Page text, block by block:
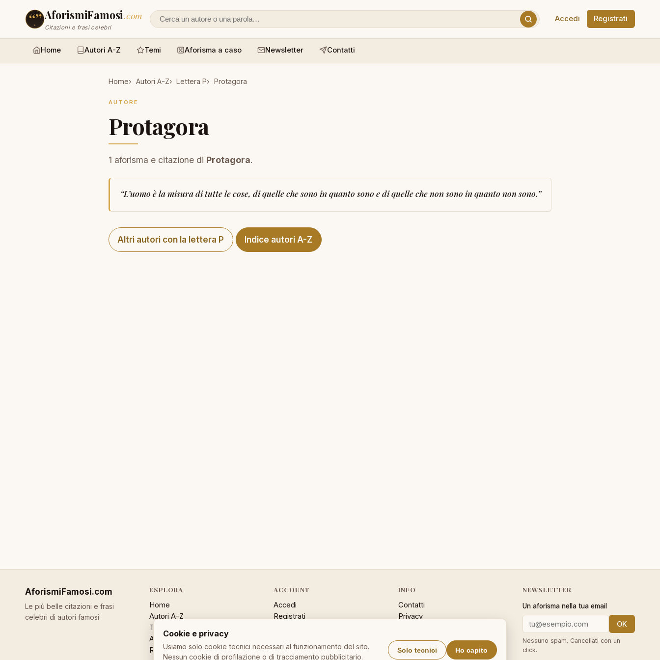
AforismiFamosi.com
Citazioni e frasi celebri Cerca un autore o un aforisma
Accedi Registrati
Home Autori A-Z Temi Aforisma a caso Newsletter Contatti
Home Autori A-Z Lettera P Protagora
AUTORE
Protagora
1 aforisma e citazione di Protagora.
“L’uomo è la misura di tutte le cose, di quelle che sono in quanto sono e di quelle che non sono in quanto non sono.”
Altri autori con la lettera P Indice autori A-Z
AforismiFamosi.com
Le più belle citazioni e frasi
celebri di autori famosi
ESPLORA
Home
Autori A-Z
Temi
Aforisma a caso
Ricerca
ACCOUNT
Accedi
Registrati
INFO
Contatti
Privacy
Sitemap
NEWSLETTER
Un aforisma nella tua email
OK
Nessuno spam. Cancellati con un
click.
Cookie e privacy
Usiamo solo cookie tecnici necessari al funzionamento del sito.
Nessun cookie di profilazione o di tracciamento pubblicitario.
Solo tecnici Ho capito